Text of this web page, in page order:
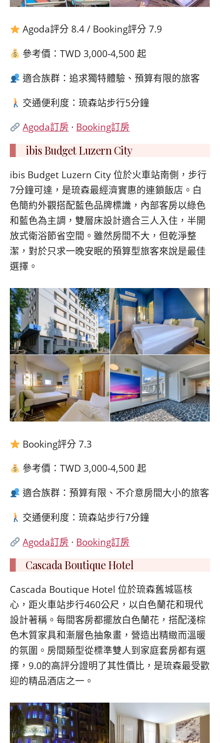
Agoda評分 8.4 / Booking評分 7.9
參考價：TWD 3,000-4,500 起
適合族群：追求獨特體驗、預算有限的旅客
交通便利度：琉森站步行5分鐘
Agoda訂房 · Booking訂房
ibis Budget Luzern City
ibis Budget Luzern City 位於火車站南側，步行
7分鐘可達，是琉森最經濟實惠的連鎖飯店。白
色簡約外觀搭配藍色品牌標識，內部客房以綠色
和藍色為主調，雙層床設計適合三人入住，半開
放式衛浴節省空間。雖然房間不大，但乾淨整
潔，對於只求一晚安眠的預算型旅客來說是最佳
選擇。
Booking評分 7.3
參考價：TWD 3,000-4,500 起
適合族群：預算有限、不介意房間大小的旅客
交通便利度：琉森站步行7分鐘
Agoda訂房 · Booking訂房
Cascada Boutique Hotel
Cascada Boutique Hotel 位於琉森舊城區核
心，距火車站步行460公尺，以白色蘭花和現代
設計著稱。每間客房都擺放白色蘭花，搭配淺棕
色木質家具和漸層色抽象畫，營造出精緻而溫暖
的氛圍。房間類型從標準雙人到家庭套房都有選
擇，9.0的高評分證明了其性價比，是琉森最受歡
迎的精品酒店之一。